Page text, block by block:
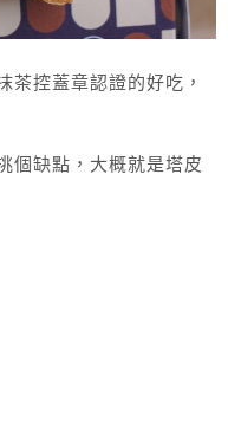
茶控蓋章認證的好吃，
個缺點，大概就是塔皮